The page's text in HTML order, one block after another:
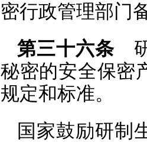
密行政管理部门
第三十六条研
秘密的安全保密
规定和标准。
国家鼓励研制